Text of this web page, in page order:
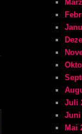
Juli
Juni
Mai